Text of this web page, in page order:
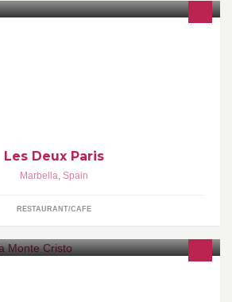
Les Deux Paris
Marbella, Spain
RESTAURANT/CAFE